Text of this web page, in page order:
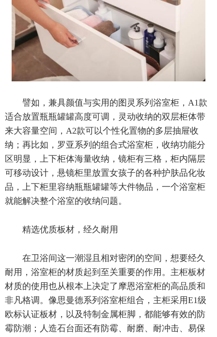
譬如，兼具颜值与实用的图灵系列浴室柜，A1款
适合放置瓶瓶罐罐高度可调，灵动收纳的双层柜体带
来大容量空间，A2款可以个性化置物的多层抽屉收
纳；再比如，罗亚系列的组合式浴室柜，收纳功能分
区明显，上下柜体海量收纳，镜柜有三格，柜内隔层
可移动设计，悬镜柜里放置女孩子的各种护肤品化妆
品，上下柜里容纳瓶瓶罐罐等大件物品，一个浴室柜
就能解决整个浴室的收纳问题。
精选优质板材，经久耐用
在卫浴间这一潮湿且相对密闭的空间，想要经久
耐用，浴室柜的材质起到至关重要的作用。主柜板材
材质的使用也从根本上决定了摩恩浴室柜的高品质和
非凡格调。像思曼德系列浴室柜组合，主柜采用E1级
欧标认证板材，以及特制金属柜脚，都能够有效的防
霉防潮；人造石台面还有防霉、耐磨、耐冲击、易保